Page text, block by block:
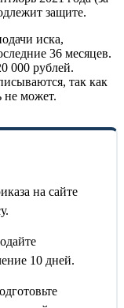
защите.
иска,
36 месяцев.
000 рублей.
так как
не может.
на сайте
10 дней.